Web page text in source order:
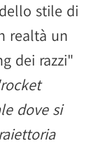
stile di
realtà un
dei razzi"
dove si